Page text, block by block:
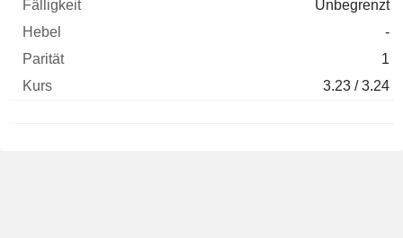
Unbegrenzt
-
1
3.23 / 3.24